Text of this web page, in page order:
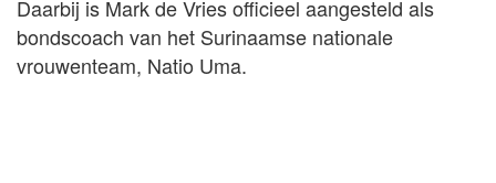
Daarbij is Mark de Vries officieel aangesteld als
bondscoach van het Surinaamse nationale
vrouwenteam, Natio Uma.